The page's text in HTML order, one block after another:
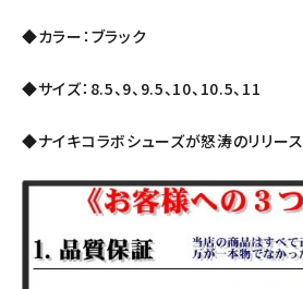
◆カラー：ブラック
◆サイズ：8.5、9、9.5、10、10.5、11
◆ナイキコラボシューズが怒涛のリリース